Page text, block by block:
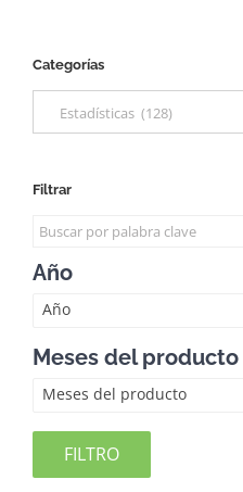
Categorías
Estadísticas (128)
Filtrar
Año
Año
Meses del producto
Meses del producto
FILTRO